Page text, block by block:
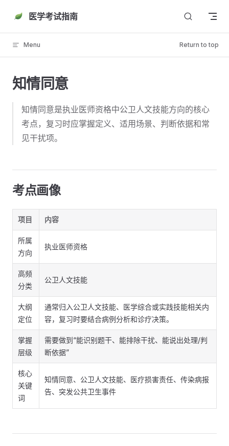
Skip to content
医学考试指南
Menu Return to top
知情同意
知情同意是执业医师资格中公卫人文技能方向的核心
考点，复习时应掌握定义、适用场景、判断依据和常
见干扰项。
考点画像
项目 内容
所属
方向
执业医师资格
高频
分类
公卫人文技能
大纲
定位
通常归入公卫人文技能、医学综合或实践技能相关内
容，复习时要结合病例分析和诊疗决策。
掌握
层级
需要做到“能识别题干、能排除干扰、能说出处理/判
断依据”
核心
关键
词
知情同意、公卫人文技能、医疗损害责任、传染病报
告、突发公共卫生事件